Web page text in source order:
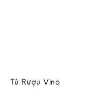
Tủ Rượu Vino